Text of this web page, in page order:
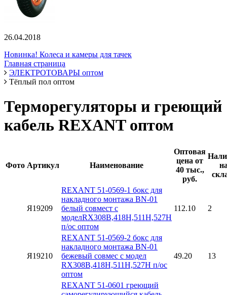
26.04.2018
Новинка! Колеса и камеры для тачек
Главная страница
ЭЛЕКТРОТОВАРЫ оптом
Тёплый пол оптом
Терморегуляторы и греющий
кабель REXANT оптом
Фото Артикул Наименование
Оптовая
цена от
40 тыс.,
руб.
Я19209
REXANT 51-0569-1 бокс для
накладного монтажа BN-01
белый совмест с
моделRX308B,418Н,511Н,527Н
п/ос оптом
112.10 2
Я19210
REXANT 51-0569-2 бокс для
накладного монтажа BN-01
бежевый совмес с модел
RX308B,418Н,511Н,527Н п/ос
оптом
49.20 13
REXANT 51-0601 греющий